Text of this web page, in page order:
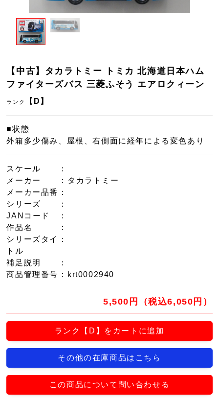
【中古】タカラトミー トミカ 北海道日本ハム
ファイターズバス 三菱ふそう エアロクィーン
ランク 【D】
■状態
外箱多少傷み、屋根、右側面に経年による変色あり
スケール
：
メーカー
：タカラトミー
メーカー品番
：
シリーズ
：
JANコード
：
作品名
：
シリーズタイ
トル
：
補足説明
：
商品管理番号 ：krt0002940
5,500円（税込6,050円）
ランク【D】をカートに追加
その他の在庫商品はこちら
この商品について問い合わせる